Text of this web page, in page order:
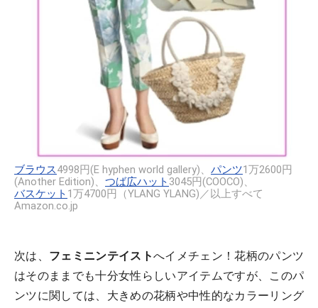
ブラウス4998円(E hyphen world gallery)、 パンツ1万2600円
(Another Edition)、 つば広ハット 3045円(COOCO)、
バスケット 1万4700円（YLANG YLANG)／以上すべて
Amazon.co.jp
次は、 フェミニンテイストへイメチェン！花柄のパンツ
はそのままでも十分女性らしいアイテムですが、このパ
ンツに関しては、大きめの花柄や中性的なカラーリング